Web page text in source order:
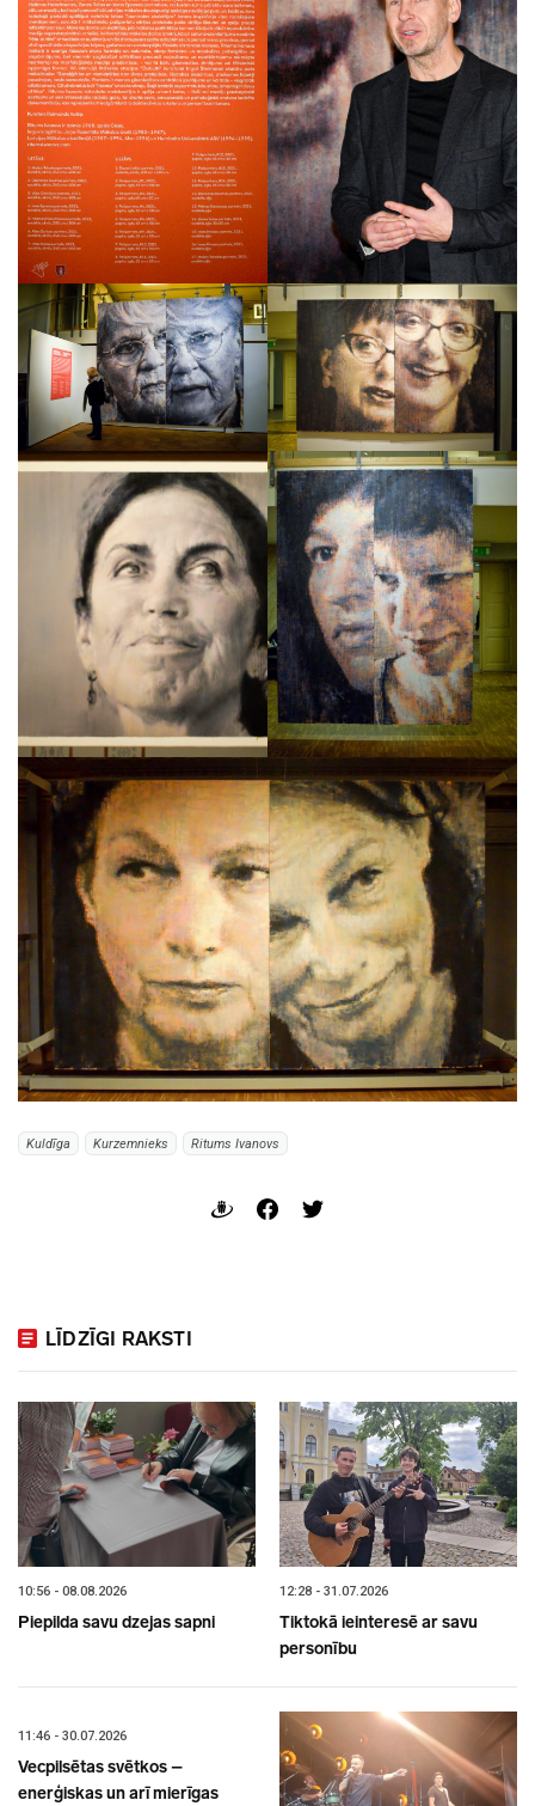
Kuldīga Kurzemnieks Ritums Ivanovs
LĪDZĪGI RAKSTI
10:56 - 08.08.2026
Piepilda savu dzejas sapni
12:28 - 31.07.2026
Tiktokā ieinteresē ar savu
personību
11:46 - 30.07.2026
Vecpilsētas svētkos –
enerģiskas un arī mierīgas